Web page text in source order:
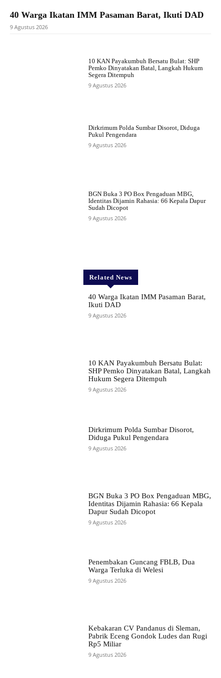
40 Warga Ikatan IMM Pasaman Barat, Ikuti DAD
9 Agustus 2026
10 KAN Payakumbuh Bersatu Bulat: SHP
Pemko Dinyatakan Batal, Langkah Hukum
Segera Ditempuh
9 Agustus 2026
Dirkrimum Polda Sumbar Disorot, Diduga
Pukul Pengendara
9 Agustus 2026
BGN Buka 3 PO Box Pengaduan MBG,
Identitas Dijamin Rahasia: 66 Kepala Dapur
Sudah Dicopot
9 Agustus 2026
Related News
40 Warga Ikatan IMM Pasaman Barat,
Ikuti DAD
9 Agustus 2026
10 KAN Payakumbuh Bersatu Bulat:
SHP Pemko Dinyatakan Batal, Langkah
Hukum Segera Ditempuh
9 Agustus 2026
Dirkrimum Polda Sumbar Disorot,
Diduga Pukul Pengendara
9 Agustus 2026
BGN Buka 3 PO Box Pengaduan MBG,
Identitas Dijamin Rahasia: 66 Kepala
Dapur Sudah Dicopot
9 Agustus 2026
Penembakan Guncang FBLB, Dua
Warga Terluka di Welesi
9 Agustus 2026
Kebakaran CV Pandanus di Sleman,
Pabrik Eceng Gondok Ludes dan Rugi
Rp5 Miliar
9 Agustus 2026